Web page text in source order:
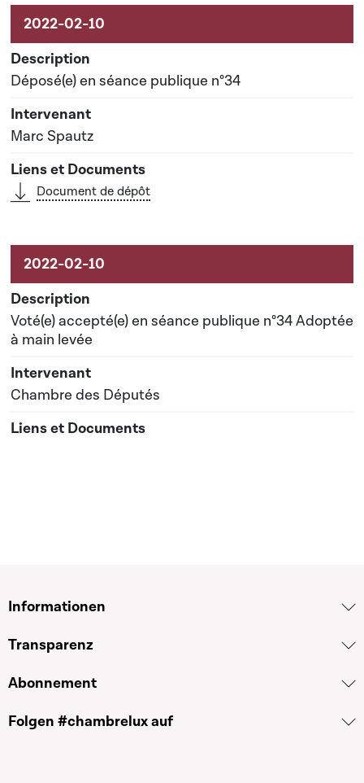
Activités sur le dossier
Déposé(e) en séance publique n°34
Marc Spautz
Document de dépôt
Voté(e) accepté(e) en séance publique n°34 Adoptée
à main levée
Chambre des Députés
Informationen
Transparenz
Abonnement
Folgen #chambrelux auf